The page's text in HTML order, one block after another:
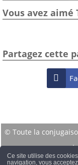
Ce site utilise des
navigation, vous
Vous avez aimé
Partagez cette

© Toute la